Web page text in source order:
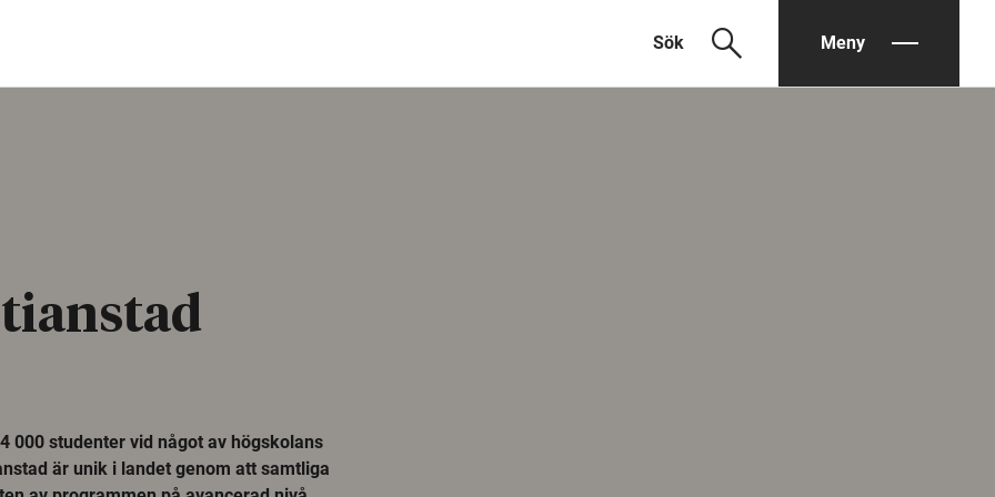
Sök search Meny
000 studenter vid något av högskolans
är unik i landet genom att samtliga